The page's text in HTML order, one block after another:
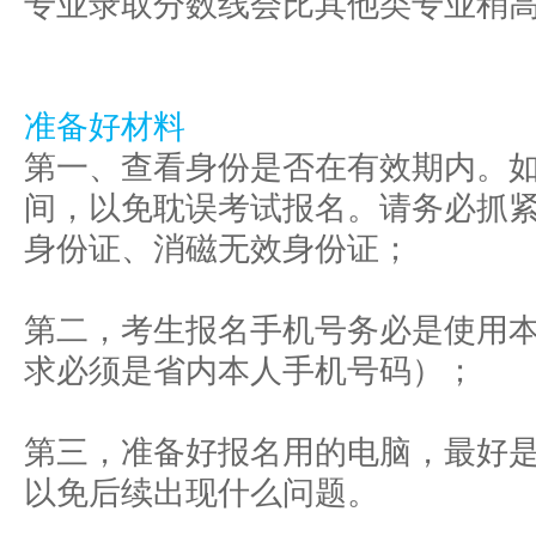
准备好材料
第一、查看身份是否在有效期内。
间，以免耽误考试报名。请务必抓
身份证、消磁无效身份证；
第二，考生报名手机号务必是使用
求必须是省内本人手机号码）；
第三，准备好报名用的电脑，最好
以免后续出现什么问题。